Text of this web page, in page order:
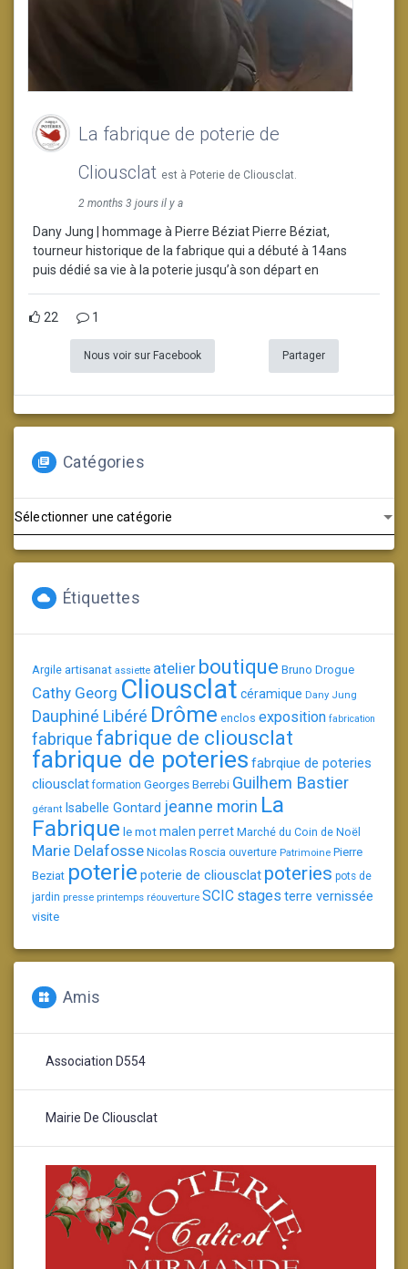
La fabrique de poterie de
Cliousclat est à Poterie de Cliousclat.
2 months 3 jours il y a
Dany Jung | hommage à Pierre Béziat Pierre Béziat,
tourneur historique de la fabrique qui a débuté à 14ans
puis dédié sa vie à la poterie jusqu’à son départ en
22 1
Nous voir sur Facebook Partager
Catégories
Étiquettes
Argile artisanat assiette atelier boutique Bruno Drogue
Cathy Georg Cliousclat céramique Dany Jung
Dauphiné Libéré Drôme enclos exposition fabrication
fabrique fabrique de cliousclat
fabrique de poteries fabrqiue de poteries
cliousclat formation Georges Berrebi Guilhem Bastier
gérant Isabelle Gontard jeanne morin La
Fabrique le motmalen perret Marché du Coin de Noël
Marie DelafosseNicolas Roscia ouverture Patrimoine Pierre
Beziat poterie poterie de cliousclat poteries pots de
jardin presse printemps réouverture SCIC stages terre vernissée
visite
Amis
Association D554
Mairie De Cliousclat